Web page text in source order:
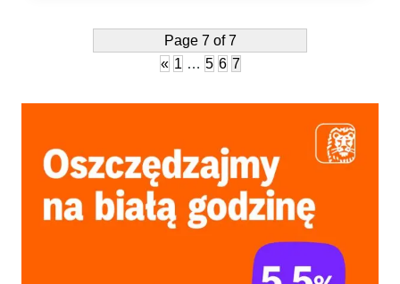
W
PROMOCJACH
BANKOWYCH?
Page 7 of 7
« 1 … 5 6 7